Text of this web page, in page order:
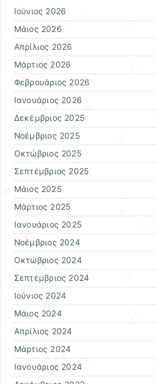
Ιούνιος 2026
Μάιος 2026
Απρίλιος 2026
Μάρτιος 2026
Φεβρουάριος 2026
Ιανουάριος 2026
Δεκέμβριος 2025
Νοέμβριος 2025
Οκτώβριος 2025
Σεπτέμβριος 2025
Μάιος 2025
Μάρτιος 2025
Ιανουάριος 2025
Νοέμβριος 2024
Οκτώβριος 2024
Σεπτέμβριος 2024
Ιούνιος 2024
Μάιος 2024
Απρίλιος 2024
Μάρτιος 2024
Ιανουάριος 2024